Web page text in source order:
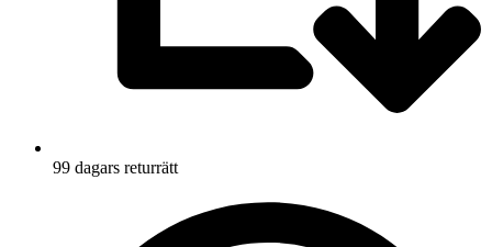
99 dagars returrätt